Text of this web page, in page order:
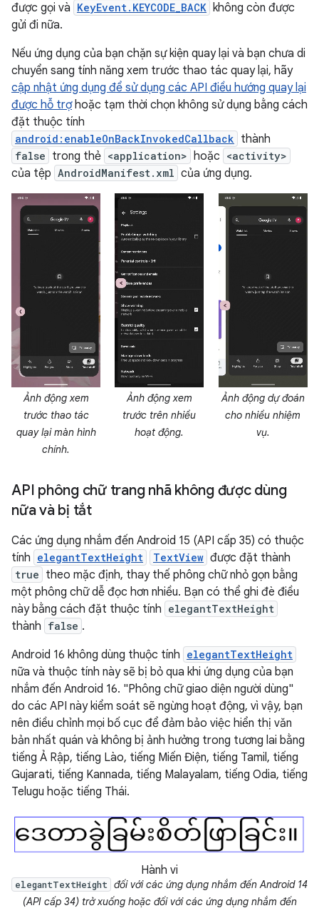
được gọi và KeyEvent.KEYCODE_BACK không còn được
gửi đi nữa.
Nếu ứng dụng của bạn chặn sự kiện quay lại và bạn chưa di
chuyển sang tính năng xem trước thao tác quay lại, hãy
cập nhật ứng dụng để sử dụng các API điều hướng quay lại
được hỗ trợhoặc tạm thời chọn không sử dụng bằng cách
đặt thuộc tính
android:enableOnBackInvokedCallback thành
false trong thẻ <application> hoặc <activity>
của tệp AndroidManifest.xml của ứng dụng.
Ảnh động xem
trước thao tác
quay lại màn hình
chính.
Ảnh động xem
trước trên nhiều
hoạt động.
Ảnh động dự đoán
cho nhiều nhiệm
vụ.
API phông chữ trang nhã không được dùng
nữa và bị tắt
Các ứng dụng nhắm đến Android 15 (API cấp 35) có thuộc
tính elegantTextHeight TextView được đặt thành
true theo mặc định, thay thế phông chữ nhỏ gọn bằng
một phông chữ dễ đọc hơn nhiều. Bạn có thể ghi đè điều
này bằng cách đặt thuộc tính elegantTextHeight
thành false .
Android 16 không dùng thuộc tính elegantTextHeight
nữa và thuộc tính này sẽ bị bỏ qua khi ứng dụng của bạn
nhắm đến Android 16. "Phông chữ giao diện người dùng"
do các API này kiểm soát sẽ ngừng hoạt động, vì vậy, bạn
nên điều chỉnh mọi bố cục để đảm bảo việc hiển thị văn
bản nhất quán và không bị ảnh hưởng trong tương lai bằng
tiếng Ả Rập, tiếng Lào, tiếng Miến Điện, tiếng Tamil, tiếng
Gujarati, tiếng Kannada, tiếng Malayalam, tiếng Odia, tiếng
Telugu hoặc tiếng Thái.
Hành vi
elegantTextHeight
đối với các ứng dụng nhắm đến Android 14
(API cấp 34) trở xuống hoặc đối với các ứng dụng nhắm đến